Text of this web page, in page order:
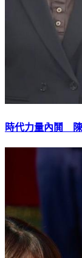
時代力量內鬨